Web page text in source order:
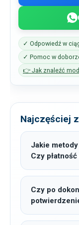
✓ Odpowiedź w
✓ Pomoc w
👉 Jak znaleźć
Najczęściej
Jakie
Czy
Czy po